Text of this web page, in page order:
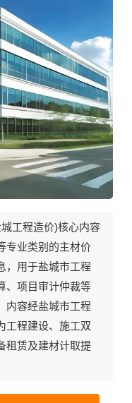
工程造价)核心内容
专业类别的主材价
，用于盐城市工程
、项目审计仲裁等
内容经盐城市工程
工程建设、施工双
租赁及建材计取提